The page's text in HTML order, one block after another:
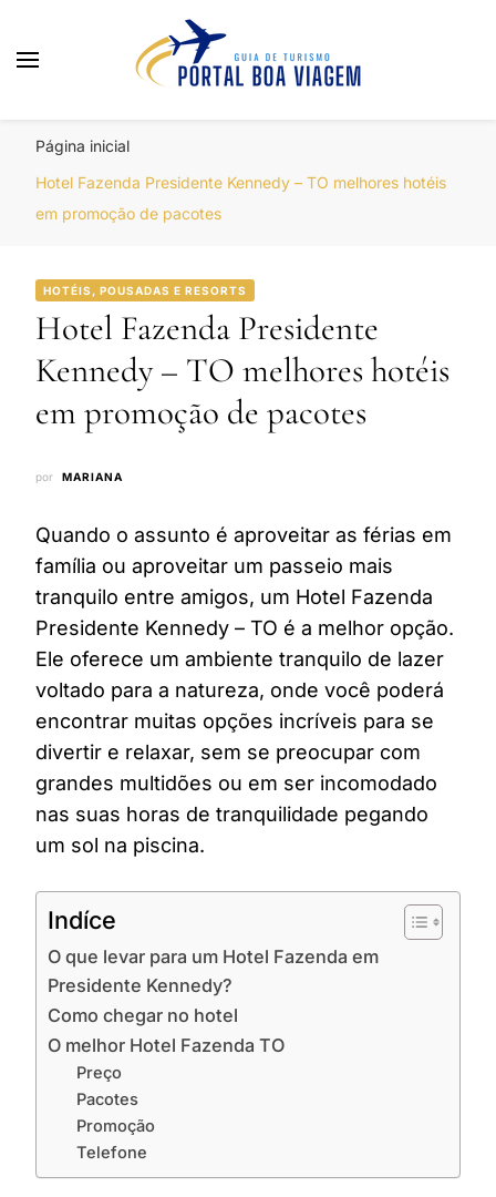
Página inicial
Hotel Fazenda Presidente Kennedy – TO melhores hotéis
em promoção de pacotes
HOTÉIS, POUSADAS E RESORTS
Hotel Fazenda Presidente
Kennedy – TO melhores hotéis
em promoção de pacotes
por MARIANA
Quando o assunto é aproveitar as férias em
família ou aproveitar um passeio mais
tranquilo entre amigos, um Hotel Fazenda
Presidente Kennedy – TO é a melhor opção.
Ele oferece um ambiente tranquilo de lazer
voltado para a natureza, onde você poderá
encontrar muitas opções incríveis para se
divertir e relaxar, sem se preocupar com
grandes multidões ou em ser incomodado
nas suas horas de tranquilidade pegando
um sol na piscina.
Indíce
O que levar para um Hotel Fazenda em
Presidente Kennedy?
Como chegar no hotel
O melhor Hotel Fazenda TO
Preço
Pacotes
Promoção
Telefone